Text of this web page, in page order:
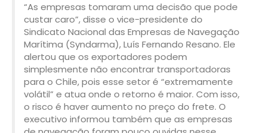
“As empresas tomaram uma decisão que pode
custar caro”, disse o vice-presidente do
Sindicato Nacional das Empresas de Navegação
Marítima (Syndarma), Luís Fernando Resano. Ele
alertou que os exportadores podem
simplesmente não encontrar transportadoras
para o Chile, pois esse setor é “extremamente
volátil” e atua onde o retorno é maior. Com isso,
o risco é haver aumento no preço do frete. O
executivo informou também que as empresas